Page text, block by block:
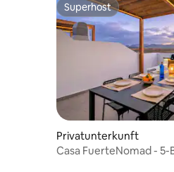
Superhost
Superhost
Privatunterkunft
Casa FuerteNomad -